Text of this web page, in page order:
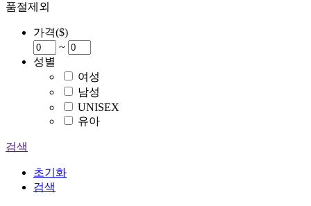
품절제외
가격($)
~
성별
여성
남성
UNISEX
유아
검색
초기화
검색